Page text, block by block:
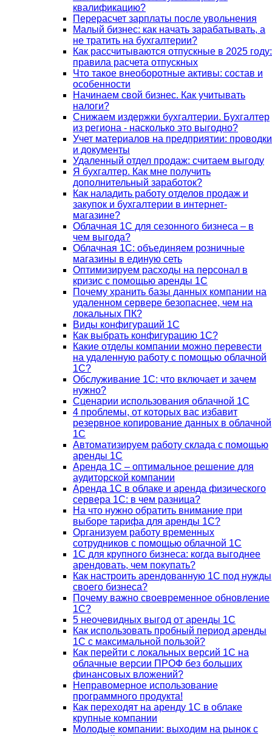
квалификацию?
Перерасчет зарплаты после увольнения
Малый бизнес: как начать зарабатывать, а
не тратить на бухгалтерии?
Как рассчитываются отпускные в 2025 году:
правила расчета отпускных
Что такое внеоборотные активы: состав и
особенности
Начинаем свой бизнес. Как учитывать
налоги?
Снижаем издержки бухгалтерии. Бухгалтер
из региона - насколько это выгодно?
Учет материалов на предприятии: проводки
и документы
Удаленный отдел продаж: считаем выгоду
Я бухгалтер. Как мне получить
дополнительный заработок?
Как наладить работу отделов продаж и
закупок и бухгалтерии в интернет-
магазине?
Облачная 1С для сезонного бизнеса – в
чем выгода?
Облачная 1С: объединяем розничные
магазины в единую сеть
Оптимизируем расходы на персонал в
кризис с помощью аренды 1С
Почему хранить базы данных компании на
удаленном сервере безопаснее, чем на
локальных ПК?
Виды конфигураций 1С
Как выбрать конфигурацию 1С?
Какие отделы компании можно перевести
на удаленную работу с помощью облачной
1С?
Обслуживание 1С: что включает и зачем
нужно?
Сценарии использования облачной 1С
4 проблемы, от которых вас избавит
резервное копирование данных в облачной
1С
Автоматизируем работу склада с помощью
аренды 1С
Аренда 1С – оптимальное решение для
аудиторской компании
Аренда 1С в облаке и аренда физического
сервера 1С: в чем разница?
На что нужно обратить внимание при
выборе тарифа для аренды 1С?
Организуем работу временных
сотрудников с помощью облачной 1С
1С для крупного бизнеса: когда выгоднее
арендовать, чем покупать?
Как настроить арендованную 1С под нужды
своего бизнеса?
Почему важно своевременное обновление
1С?
5 неочевидных выгод от аренды 1С
Как использовать пробный период аренды
1С с максимальной пользой?
Как перейти с локальных версий 1С на
облачные версии ПРОФ без больших
финансовых вложений?
Неправомерное использование
программного продукта!
Как переходят на аренду 1С в облаке
крупные компании
Молодые компании: выходим на рынок с